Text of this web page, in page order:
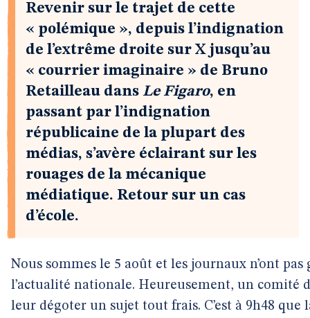
Revenir sur le trajet de cette
« polémique », depuis l’indignation
de l’extrême droite sur X jusqu’au
« courrier imaginaire » de Bruno
Retailleau dans Le Figaro, en
passant par l’indignation
républicaine de la plupart des
médias, s’avère éclairant sur les
rouages de la mécanique
médiatique. Retour sur un cas
d’école.
Nous sommes le 5 août et les journaux n’ont
l’actualité nationale. Heureusement, un comité
leur dégoter un sujet tout frais. C’est à 9h48